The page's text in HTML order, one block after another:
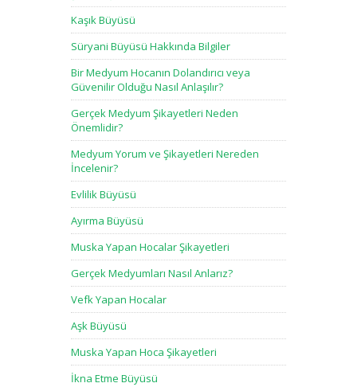
Kaşık Büyüsü
Süryani Büyüsü Hakkında Bilgiler
Bir Medyum Hocanın Dolandırıcı veya
Güvenilir Olduğu Nasıl Anlaşılır?
Gerçek Medyum Şikayetleri Neden
Önemlidir?
Medyum Yorum ve Şikayetleri Nereden
İncelenir?
Evlilik Büyüsü
Ayırma Büyüsü
Muska Yapan Hocalar Şikayetleri
Gerçek Medyumları Nasıl Anlarız?
Vefk Yapan Hocalar
Aşk Büyüsü
Muska Yapan Hoca Şikayetleri
İkna Etme Büyüsü